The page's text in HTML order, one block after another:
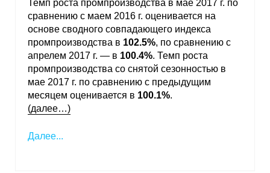
Контакты
Темп роста промпроизводства в мае 2017 г. по
сравнению с маем 2016 г. оценивается на
основе сводного совпадающего индекса
промпроизводства в 102.5%, по сравнению с
апрелем 2017 г. — в 100.4%. Темп роста
промпроизводства со снятой сезонностью в
мае 2017 г. по сравнению с предыдущим
месяцем оценивается в 100.1%.
(далее…)
Далее...